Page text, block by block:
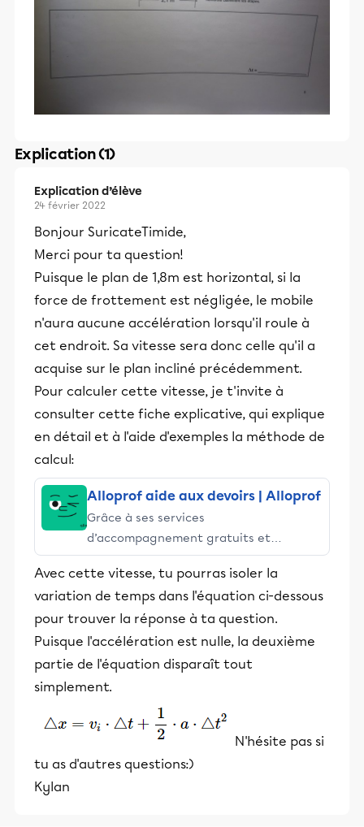
Explication (1)
Explication d’élève
24 février 2022
Bonjour SuricateTimide,
Merci pour ta question!
Puisque le plan de 1,8m est horizontal, si la
force de frottement est négligée, le mobile
n'aura aucune accélération lorsqu'il roule à
cet endroit. Sa vitesse sera donc celle qu'il a
acquise sur le plan incliné précédemment.
Pour calculer cette vitesse, je t'invite à
consulter cette fiche explicative, qui explique
en détail et à l'aide d'exemples la méthode de
calcul:
Alloprof aide aux devoirs | Alloprof
Grâce à ses services
d’accompagnement gratuits et
stimulants, Alloprof engage les élèves
et leurs parents dans la réussite
éducative.
Avec cette vitesse, tu pourras isoler la
variation de temps dans l'équation ci-dessous
pour trouver la réponse à ta question.
Puisque l'accélération est nulle, la deuxième
partie de l'équation disparaît tout
simplement.
N'hésite pas si
tu as d'autres questions:)
Kylan